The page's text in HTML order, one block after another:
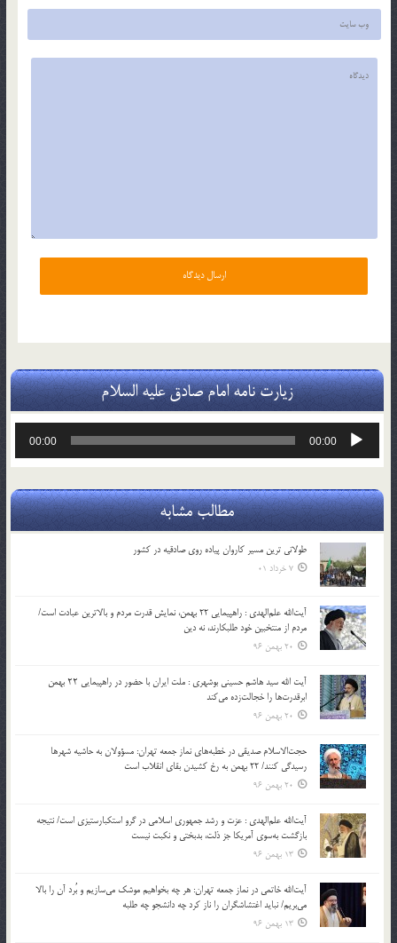
زیارت نامه امام صادق علیه السلام
پخش‌کننده
00:00
00:00
مطالب مشابه
طولانی ترین مسیر کاروان پیاده روی صادقیه در کشور
7 خرداد 01
آیت‌الله علم‌الهدی : راهپیمایی 22 بهمن، نمایش قدرت مردم و بالاترین عبادت است/
مردم از منتخبین خود طلبکارند، نه دین
20 بهمن 96
آیت الله سید هاشم حسینی بوشهری : ملت ایران با حضور در راهپیمایی ۲۲ بهمن
ابرقدرت‌ها را خجالت‌زده می‌کند
20 بهمن 96
حجت‌الاسلام صدیقی در خطبه‌های نماز جمعه تهران: مسؤولان به حاشیه شهرها
رسیدگی کنند/ 22 بهمن به رخ کشیدن بقای انقلاب است
20 بهمن 96
آیت‌الله علم‌الهدی : عزت و رشد جمهوری اسلامی در گرو استکبارستیزی است/ نتیجه
بازگشت به‌سوی آمریکا جز ذلت، بدبختی و نکبت نیست
13 بهمن 96
آیت‌الله خاتمی در نماز جمعه تهران: هر چه بخواهیم موشک می‌سازیم و بُرد آن را بالا
می‌بریم/ نباید اغتشاشگران را ناز کرد چه دانشجو چه طلبه
13 بهمن 96